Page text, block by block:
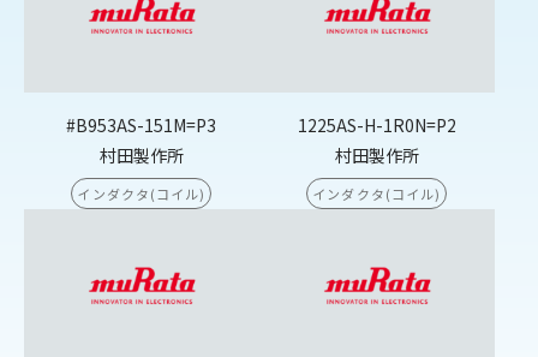
#B953AS-151M=P3
村田製作所
インダクタ(コイル)
1225AS-H-1R0N=P2
村田製作所
インダクタ(コイル)